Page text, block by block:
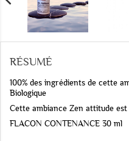
RÉSUMÉ
100% des ingrédients de cette
Biologique
Cette ambiance Zen attitude
FLACON CONTENANCE 30 ml